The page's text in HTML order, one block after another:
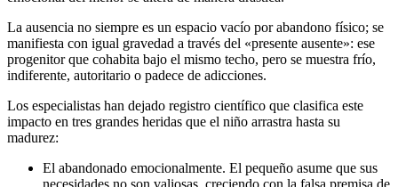
La ausencia no siempre es un espacio vacío por abandono físico; se
manifiesta con igual gravedad a través del «presente ausente»: ese
progenitor que cohabita bajo el mismo techo, pero se muestra frío,
indiferente, autoritario o padece de adicciones.
Los especialistas han dejado registro científico que clasifica este
impacto en tres grandes heridas que el niño arrastra hasta su
madurez:
El abandonado emocionalmente. El pequeño asume que sus